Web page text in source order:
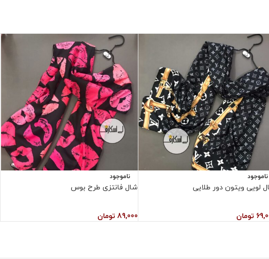
ناموجود
لویی ویتون دور طلایی
تومان
ناموجود
شال فانتزی طرح بوس
89,000 تومان